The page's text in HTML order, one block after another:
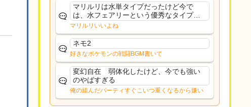
ーいて芋の方が不安なんで1枚目にしよう
かなと思...
マリルリは水単タイプだったけど今で
は、水フェアリーという優秀なタイプだ
な、後特性力持ちって見た目と全然違う
な
マリルリいいよね
ネモ2
好きなポケモンの戦闘BGM書いて
変幻自在 弱体化したけど、今でも強い
のやばすぎる
俺の組んだパーティすぐこいつ重くなるから嫌い